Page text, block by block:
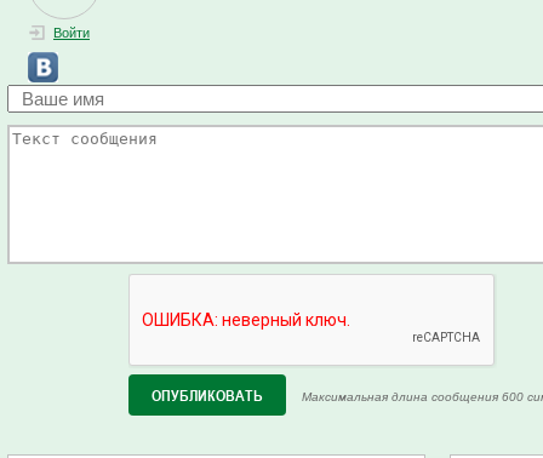
Войти
Максимальная длина сообщения 600